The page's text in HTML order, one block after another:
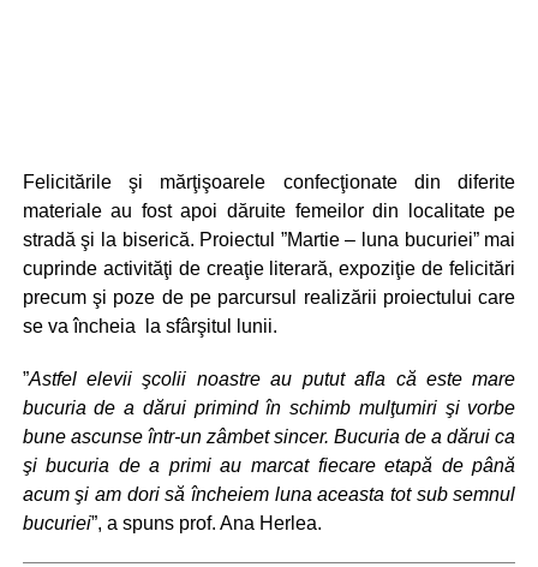
Felicitările şi mărţişoarele confecţionate din diferite
materiale au fost apoi dăruite femeilor din localitate pe
stradă şi la biserică. Proiectul ”Martie – luna bucuriei” mai
cuprinde activităţi de creaţie literară, expoziţie de felicitări
precum şi poze de pe parcursul realizării proiectului care
se va încheia la sfârşitul lunii.
”Astfel elevii şcolii noastre au putut afla că este mare
bucuria de a dărui primind în schimb mulţumiri şi vorbe
bune ascunse într-un zâmbet sincer. Bucuria de a dărui ca
şi bucuria de a primi au marcat fiecare etapă de până
acum şi am dori să încheiem luna aceasta tot sub semnul
bucuriei”, a spuns prof. Ana Herlea.